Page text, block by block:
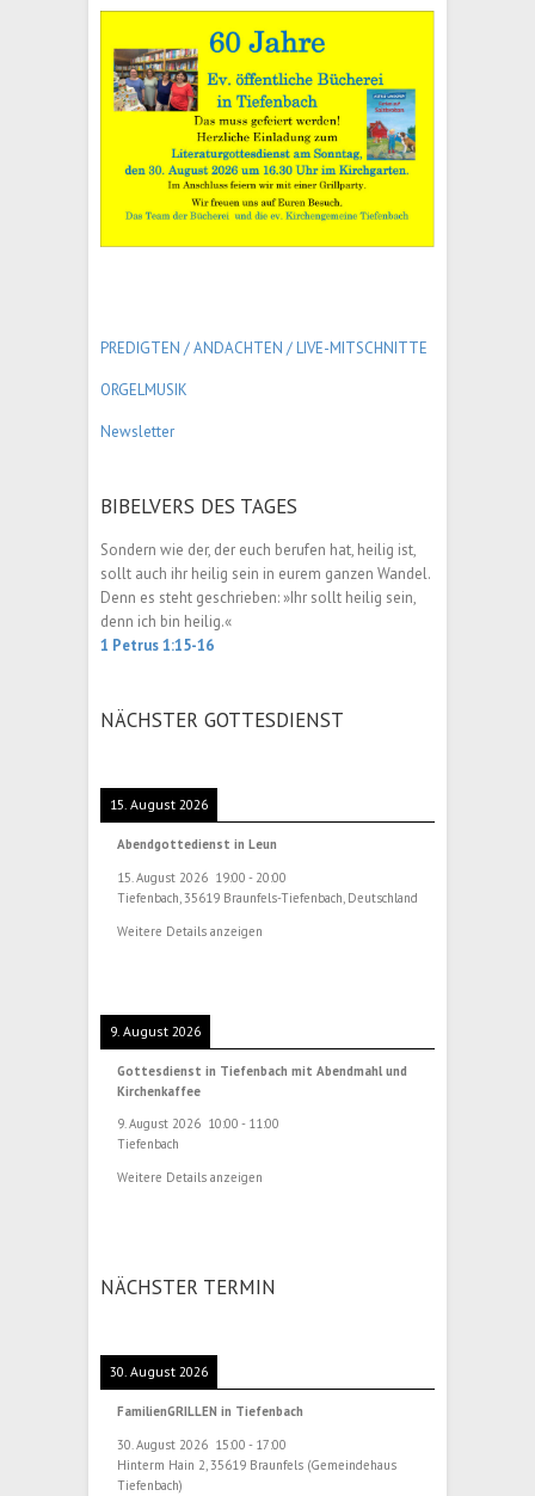
PREDIGTEN / ANDACHTEN / LIVE-MITSCHNITTE
ORGELMUSIK
Newsletter
BIBELVERS DES TAGES
Sondern wie der, der euch berufen hat, heilig ist,
sollt auch ihr heilig sein in eurem ganzen Wandel.
Denn es steht geschrieben: »Ihr sollt heilig sein,
denn ich bin heilig.«
1 Petrus 1:15-16
NÄCHSTER GOTTESDIENST
15. August 2026
Abendgottedienst in Leun
15. August 2026 19:00 - 20:00
Tiefenbach, 35619 Braunfels-Tiefenbach, Deutschland
Weitere Details anzeigen
9. August 2026
Gottesdienst in Tiefenbach mit Abendmahl und
Kirchenkaffee
9. August 2026 10:00 - 11:00
Tiefenbach
Weitere Details anzeigen
NÄCHSTER TERMIN
30. August 2026
FamilienGRILLEN in Tiefenbach
30. August 2026 15:00 - 17:00
Hinterm Hain 2, 35619 Braunfels (Gemeindehaus
Tiefenbach)